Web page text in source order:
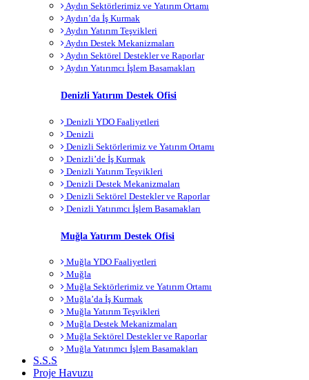
Aydın Sektörlerimiz ve Yatırım Ortamı
Aydın’da İş Kurmak
Aydın Yatırım Teşvikleri
Aydın Destek Mekanizmaları
Aydın Sektörel Destekler ve Raporlar
Aydın Yatırımcı İşlem Basamakları
Denizli Yatırım Destek Ofisi
Denizli YDO Faaliyetleri
Denizli
Denizli Sektörlerimiz ve Yatırım Ortamı
Denizli’de İş Kurmak
Denizli Yatırım Teşvikleri
Denizli Destek Mekanizmaları
Denizli Sektörel Destekler ve Raporlar
Denizli Yatırımcı İşlem Basamakları
Muğla Yatırım Destek Ofisi
Muğla YDO Faaliyetleri
Muğla
Muğla Sektörlerimiz ve Yatırım Ortamı
Muğla’da İş Kurmak
Muğla Yatırım Teşvikleri
Muğla Destek Mekanizmaları
Muğla Sektörel Destekler ve Raporlar
Muğla Yatırımcı İşlem Basamakları
S.S.S
Proje Havuzu